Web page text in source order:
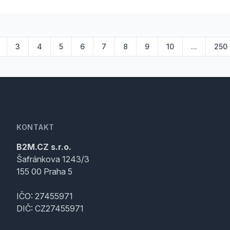
3 4 5 6 7 8 9 10 ... 250
KONTAKT
B2M.CZ s.r.o.
Šafránkova 1243/3
155 00 Praha 5
IČO: 27455971
DIČ: CZ27455971